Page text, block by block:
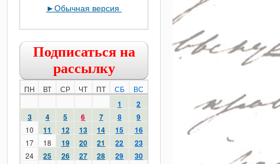
►Обычная версия
Подписаться на
рассылку
ПН ВТ СР ЧТ ПТ СБ ВС
1
2
3
4 5 6 7 8 9
10 11 12 13 14 15 16
17 18 19 20 21 22 23
24 25 26 27 28 29 30